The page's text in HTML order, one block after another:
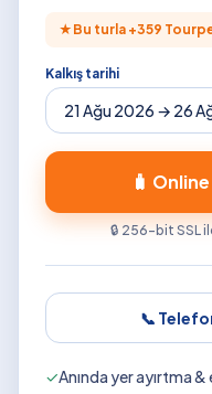
★ Bu turla +359
Kalkış tarihi
🧳
🔒 256-bit SSL
📞
✓Anında yer ayırtma